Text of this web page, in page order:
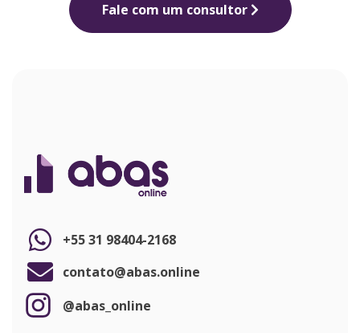
Fale com um consultor
+55 31 98404-2168
contato@abas.online
@abas_online